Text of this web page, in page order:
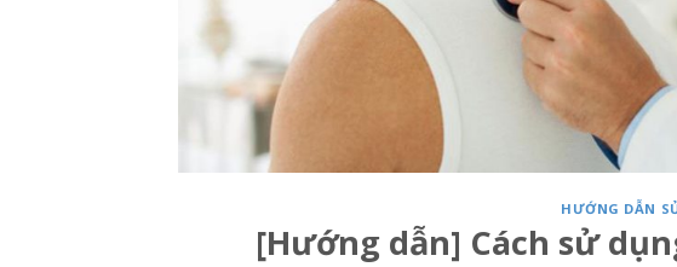
HƯỚNG DẪN
[Hướng dẫn] Cách sử